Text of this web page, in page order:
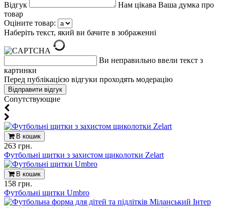
Відгук
Нам цікава Ваша думка про
товар
Оціните товар:
Наберіть текст, який ви бачите в зображенні
Ви неправильно ввели текст з
картинки
Перед публікацією відгуки проходять модерацію
Cопутствующие
В кошик
263 грн.
Футбольні щитки з захистом щиколотки Zelart
В кошик
158 грн.
Футбольні щитки Umbro